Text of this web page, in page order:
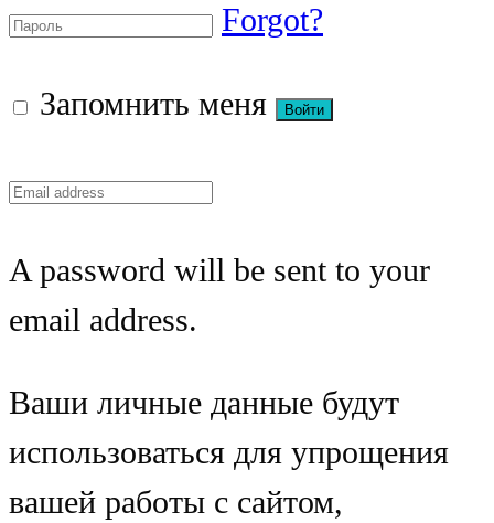
Forgot?
Запомнить меня
A password will be sent to your
email address.
Ваши личные данные будут
использоваться для упрощения
вашей работы с сайтом,